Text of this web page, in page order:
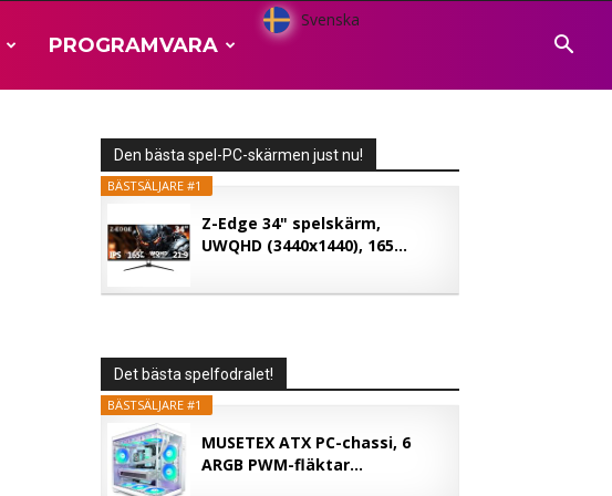
PROGRAMVARA
Svenska
Den bästa spel-PC-skärmen just nu!
BÄSTSÄLJARE #1
Z-Edge 34" spelskärm,
UWQHD (3440x1440), 165...
Det bästa spelfodralet!
BÄSTSÄLJARE #1
MUSETEX ATX PC-chassi, 6
ARGB PWM-fläktar...